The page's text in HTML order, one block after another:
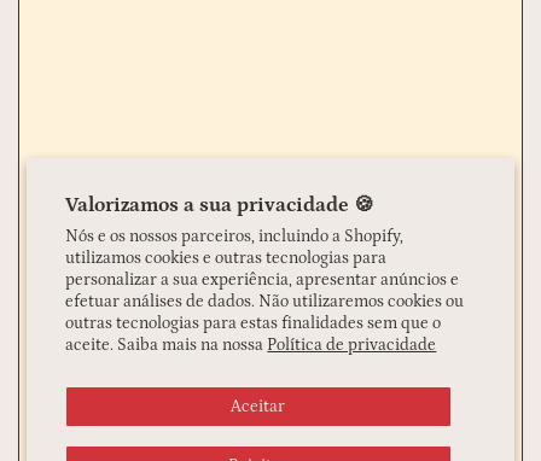
Valorizamos a sua privacidade 🍪
Nós e os nossos parceiros, incluindo a Shopify,
utilizamos cookies e outras tecnologias para
personalizar a sua experiência, apresentar anúncios e
efetuar análises de dados. Não utilizaremos cookies ou
outras tecnologias para estas finalidades sem que o
aceite. Saiba mais na nossa Política de privacidade
Aceitar